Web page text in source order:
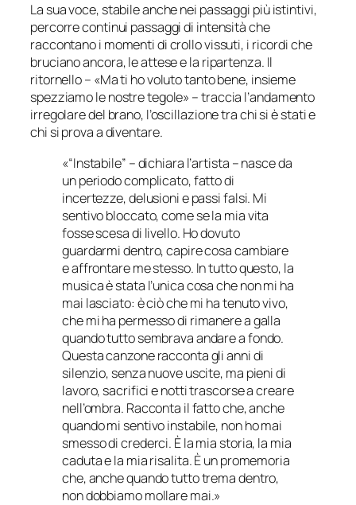
La sua voce, stabile anche nei passaggi più istintivi,
percorre continui passaggi di intensità che
raccontano i momenti di crollo vissuti, i ricordi che
bruciano ancora, le attese e la ripartenza. Il
ritornello – «Ma ti ho voluto tanto bene, insieme
spezziamo le nostre tegole» – traccia l’andamento
irregolare del brano, l’oscillazione tra chi si è stati e
chi si prova a diventare.
«“Instabile” – dichiara l’artista – nasce da
un periodo complicato, fatto di
incertezze, delusioni e passi falsi. Mi
sentivo bloccato, come se la mia vita
fosse scesa di livello. Ho dovuto
guardarmi dentro, capire cosa cambiare
e affrontare me stesso. In tutto questo, la
musica è stata l’unica cosa che non mi ha
mai lasciato: è ciò che mi ha tenuto vivo,
che mi ha permesso di rimanere a galla
quando tutto sembrava andare a fondo.
Questa canzone racconta gli anni di
silenzio, senza nuove uscite, ma pieni di
lavoro, sacrifici e notti trascorse a creare
nell’ombra. Racconta il fatto che, anche
quando mi sentivo instabile, non ho mai
smesso di crederci. È la mia storia, la mia
caduta e la mia risalita. È un promemoria
che, anche quando tutto trema dentro,
non dobbiamo mollare mai.»